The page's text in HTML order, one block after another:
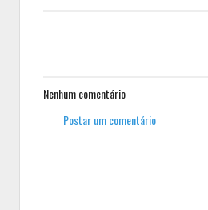
Nenhum comentário
Postar um comentário